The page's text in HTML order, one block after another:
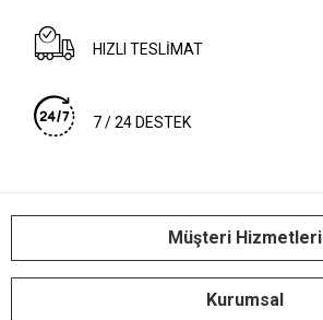
HIZLI TESLİMAT
7 / 24 DESTEK
Müşteri Hizmetleri
Kurumsal